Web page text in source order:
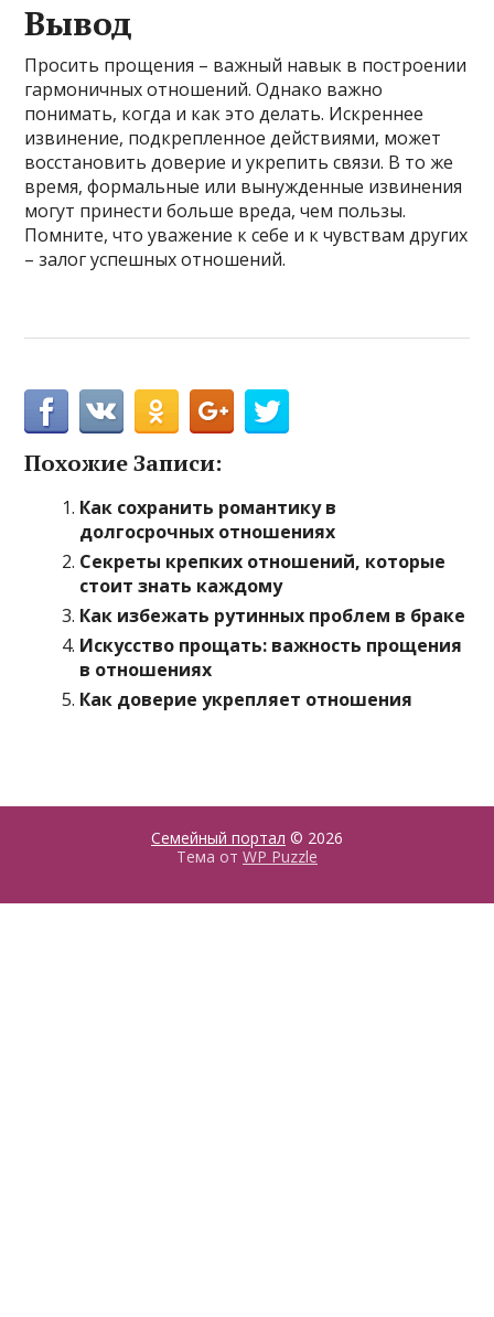
Вывод
Просить прощения – важный навык в построении
гармоничных отношений. Однако важно
понимать, когда и как это делать. Искреннее
извинение, подкрепленное действиями, может
восстановить доверие и укрепить связи. В то же
время, формальные или вынужденные извинения
могут принести больше вреда, чем пользы.
Помните, что уважение к себе и к чувствам других
– залог успешных отношений.
Похожие Записи:
Как сохранить романтику в
долгосрочных отношениях
Секреты крепких отношений, которые
стоит знать каждому
Как избежать рутинных проблем в браке
Искусство прощать: важность прощения
в отношениях
Как доверие укрепляет отношения
Семейный портал © 2026
Тема от WP Puzzle